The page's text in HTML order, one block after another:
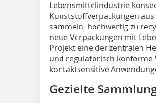
Lebensmittelindustrie
Kunststoffverpackungen
sammeln, hochwertig zu
neue Verpackungen mit
Projekt eine der zentralen
und regulatorisch
kontaktsensitive
Gezielte